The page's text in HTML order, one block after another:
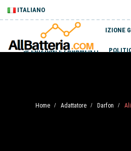
ITALIANO
SPEDIZIONE
SPEDIZIONI E PAGAMENTI
Home / Adattatore / Darfon /